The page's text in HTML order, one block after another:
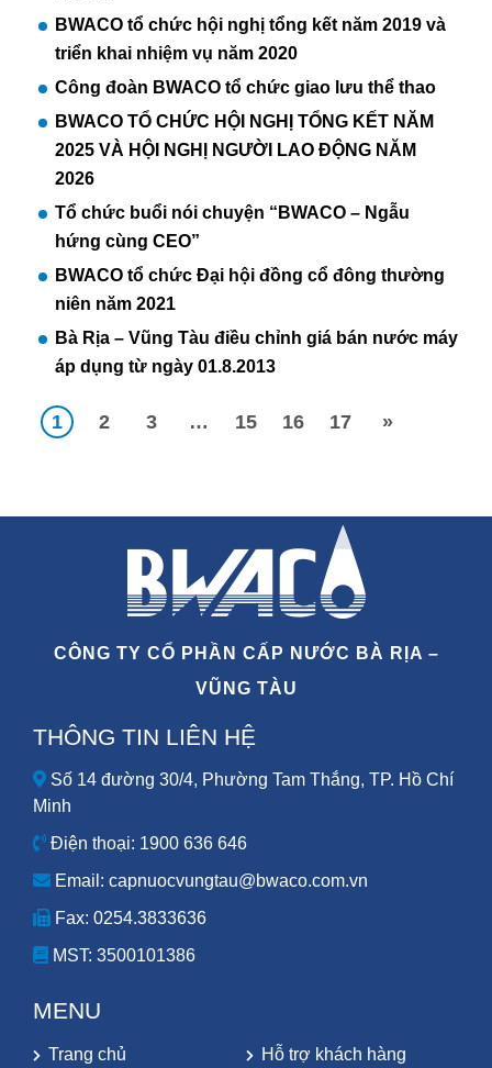
BWACO tổ chức hội nghị tổng kết năm 2019 và
triển khai nhiệm vụ năm 2020
Công đoàn BWACO tổ chức giao lưu thể thao
BWACO TỔ CHỨC HỘI NGHỊ TỔNG KẾT NĂM
2025 VÀ HỘI NGHỊ NGƯỜI LAO ĐỘNG NĂM
2026
Tổ chức buổi nói chuyện “BWACO – Ngẫu
hứng cùng CEO”
BWACO tổ chức Đại hội đồng cổ đông thường
niên năm 2021
Bà Rịa – Vũng Tàu điều chỉnh giá bán nước máy
áp dụng từ ngày 01.8.2013
1 2 3 … 15 16 17 »
CÔNG TY CỔ PHẦN CẤP NƯỚC BÀ RỊA –
VŨNG TÀU
THÔNG TIN LIÊN HỆ
Số 14 đường 30/4, Phường Tam Thắng, TP. Hồ Chí
Minh
Điện thoại: 1900 636 646
Email: capnuocvungtau@bwaco.com.vn
Fax: 0254.3833636
MST: 3500101386
MENU
Trang chủ Hỗ trợ khách hàng